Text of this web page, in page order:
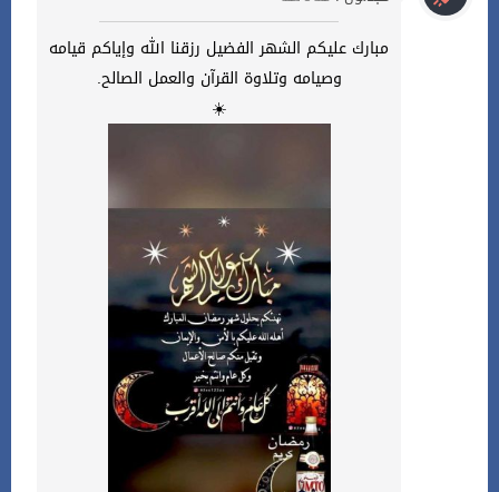
مبارك عليكم الشهر الفضيل رزقنا الله وإياكم قيامه
وصيامه وتلاوة القرآن والعمل الصالح.
☀️